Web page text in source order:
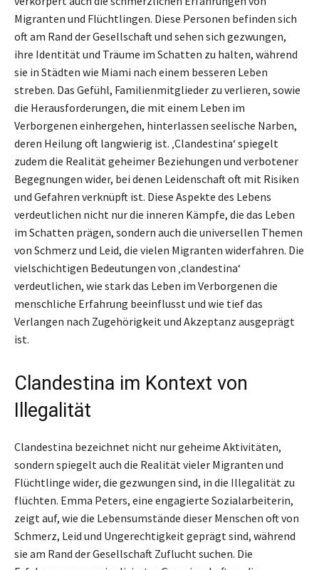
Migranten und Flüchtlingen. Diese Personen befinden sich
oft am Rand der Gesellschaft und sehen sich gezwungen,
ihre Identität und Träume im Schatten zu halten, während
sie in Städten wie Miami nach einem besseren Leben
streben. Das Gefühl, Familienmitglieder zu verlieren, sowie
die Herausforderungen, die mit einem Leben im
Verborgenen einhergehen, hinterlassen seelische Narben,
deren Heilung oft langwierig ist. ‚Clandestina‘ spiegelt
zudem die Realität geheimer Beziehungen und verbotener
Begegnungen wider, bei denen Leidenschaft oft mit Risiken
und Gefahren verknüpft ist. Diese Aspekte des Lebens
verdeutlichen nicht nur die inneren Kämpfe, die das Leben
im Schatten prägen, sondern auch die universellen Themen
von Schmerz und Leid, die vielen Migranten widerfahren. Die
vielschichtigen Bedeutungen von ‚clandestina‘
verdeutlichen, wie stark das Leben im Verborgenen die
menschliche Erfahrung beeinflusst und wie tief das
Verlangen nach Zugehörigkeit und Akzeptanz ausgeprägt
ist.
Clandestina im Kontext von
Illegalität
Clandestina bezeichnet nicht nur geheime Aktivitäten,
sondern spiegelt auch die Realität vieler Migranten und
Flüchtlinge wider, die gezwungen sind, in die Illegalität zu
flüchten. Emma Peters, eine engagierte Sozialarbeiterin,
zeigt auf, wie die Lebensumstände dieser Menschen oft von
Schmerz, Leid und Ungerechtigkeit geprägt sind, während
sie am Rand der Gesellschaft Zuflucht suchen. Die